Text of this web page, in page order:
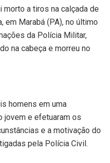
a tiros na calçada de
em Marabá (PA), no último
da Polícia Militar,
na cabeça e morreu no
homens em uma
jovem e efetuaram os
e a motivação do
pela Polícia Civil.